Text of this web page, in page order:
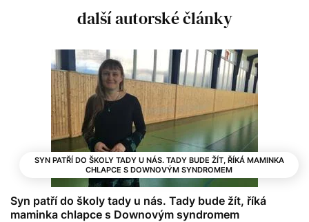
další autorské články
SYN PATŘÍ DO ŠKOLY TADY U NÁS. TADY BUDE ŽÍT, ŘÍKÁ MAMINKA
CHLAPCE S DOWNOVÝM SYNDROMEM
Syn patří do školy tady u nás. Tady bude žít, říká
maminka chlapce s Downovým syndromem